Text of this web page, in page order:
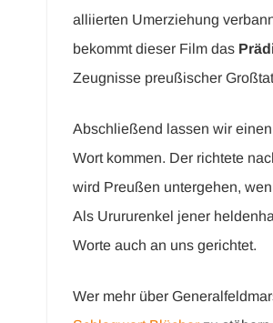
alliierten Umerziehung
bekommt dieser Film das
Zeugnisse preußischer
Abschließend lassen wir
Wort kommen. Der richtete
wird Preußen untergehen,
Als Urururenkel jener
Worte auch an uns gerichtet.
Wer mehr über